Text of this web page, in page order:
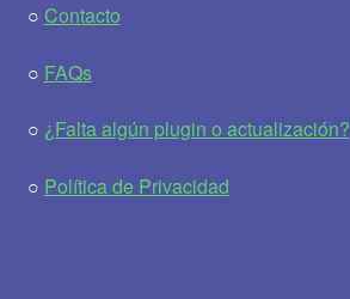
○ Contacto
○ FAQs
○ ¿Falta algún plugin o actualización?
○ Política de Privacidad